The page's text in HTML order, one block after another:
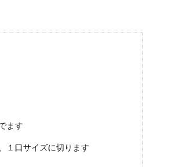
ます
１口サイズに切ります